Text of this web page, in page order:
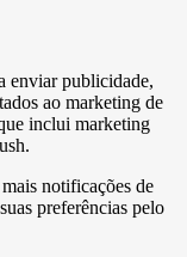
enviar publicidade,
ao marketing de
inclui marketing
notificações de
preferências pelo